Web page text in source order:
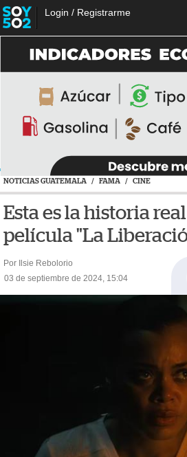
Login / Registrarme
NOTICIAS GUATEMALA / FAMA / CINE
Esta es la historia
película "La
Por Ilsie Rebolorio
03 de septiembre de 2024, 15:04